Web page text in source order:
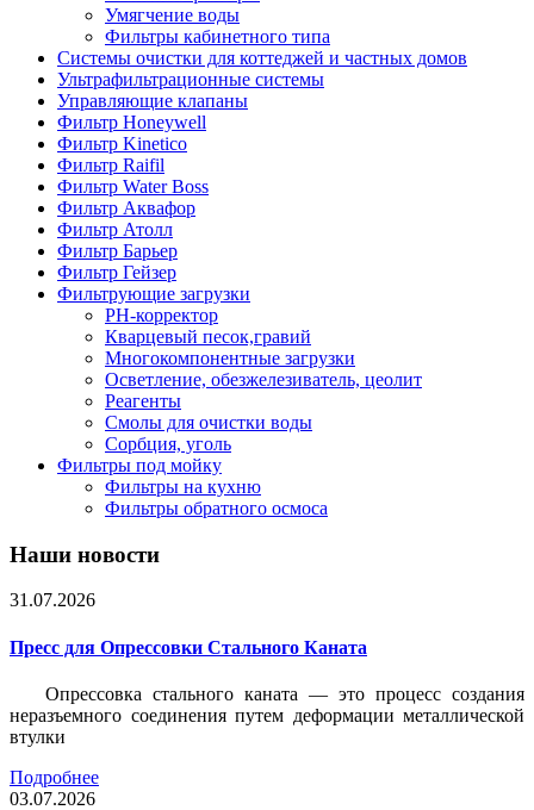
Умягчение воды
Фильтры кабинетного типа
Системы очистки для коттеджей и частных домов
Ультрафильтрационные системы
Управляющие клапаны
Фильтр Honeywell
Фильтр Kinetico
Фильтр Raifil
Фильтр Water Boss
Фильтр Аквафор
Фильтр Атолл
Фильтр Барьер
Фильтр Гейзер
Фильтрующие загрузки
PH-корректор
Кварцевый песок,гравий
Многокомпонентные загрузки
Осветление, обезжелезиватель, цеолит
Реагенты
Смолы для очистки воды
Сорбция, уголь
Фильтры под мойку
Фильтры на кухню
Фильтры обратного осмоса
Наши новости
31.07.2026
Пресс для Опрессовки Стального Каната
Опрессовка стального каната — это процесс создания
неразъемного соединения путем деформации металлической
втулки
Подробнее
03.07.2026